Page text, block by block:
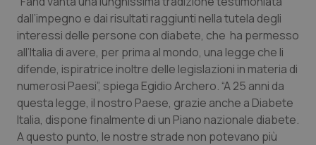
Emilia-Romagna
Friuli Venezia Giulia
Lazio
Liguria
Colesterolo & coronaropatie
Dermatite Atopica
Diabete & glucometri
Disturbi dell’umore
dall’impegno e dai risultati raggiunti nella tutela degli
interessi delle persone con diabete, che ha permesso
all’Italia di avere, per prima al mondo, una legge che li
difende, ispiratrice inoltre delle legislazioni in materia di
numerosi Paesi”, spiega Egidio Archero. “A 25 anni da
questa legge, il nostro Paese, grazie anche a Diabete
Italia, dispone finalmente di un Piano nazionale diabete.
A questo punto, le nostre strade non potevano più